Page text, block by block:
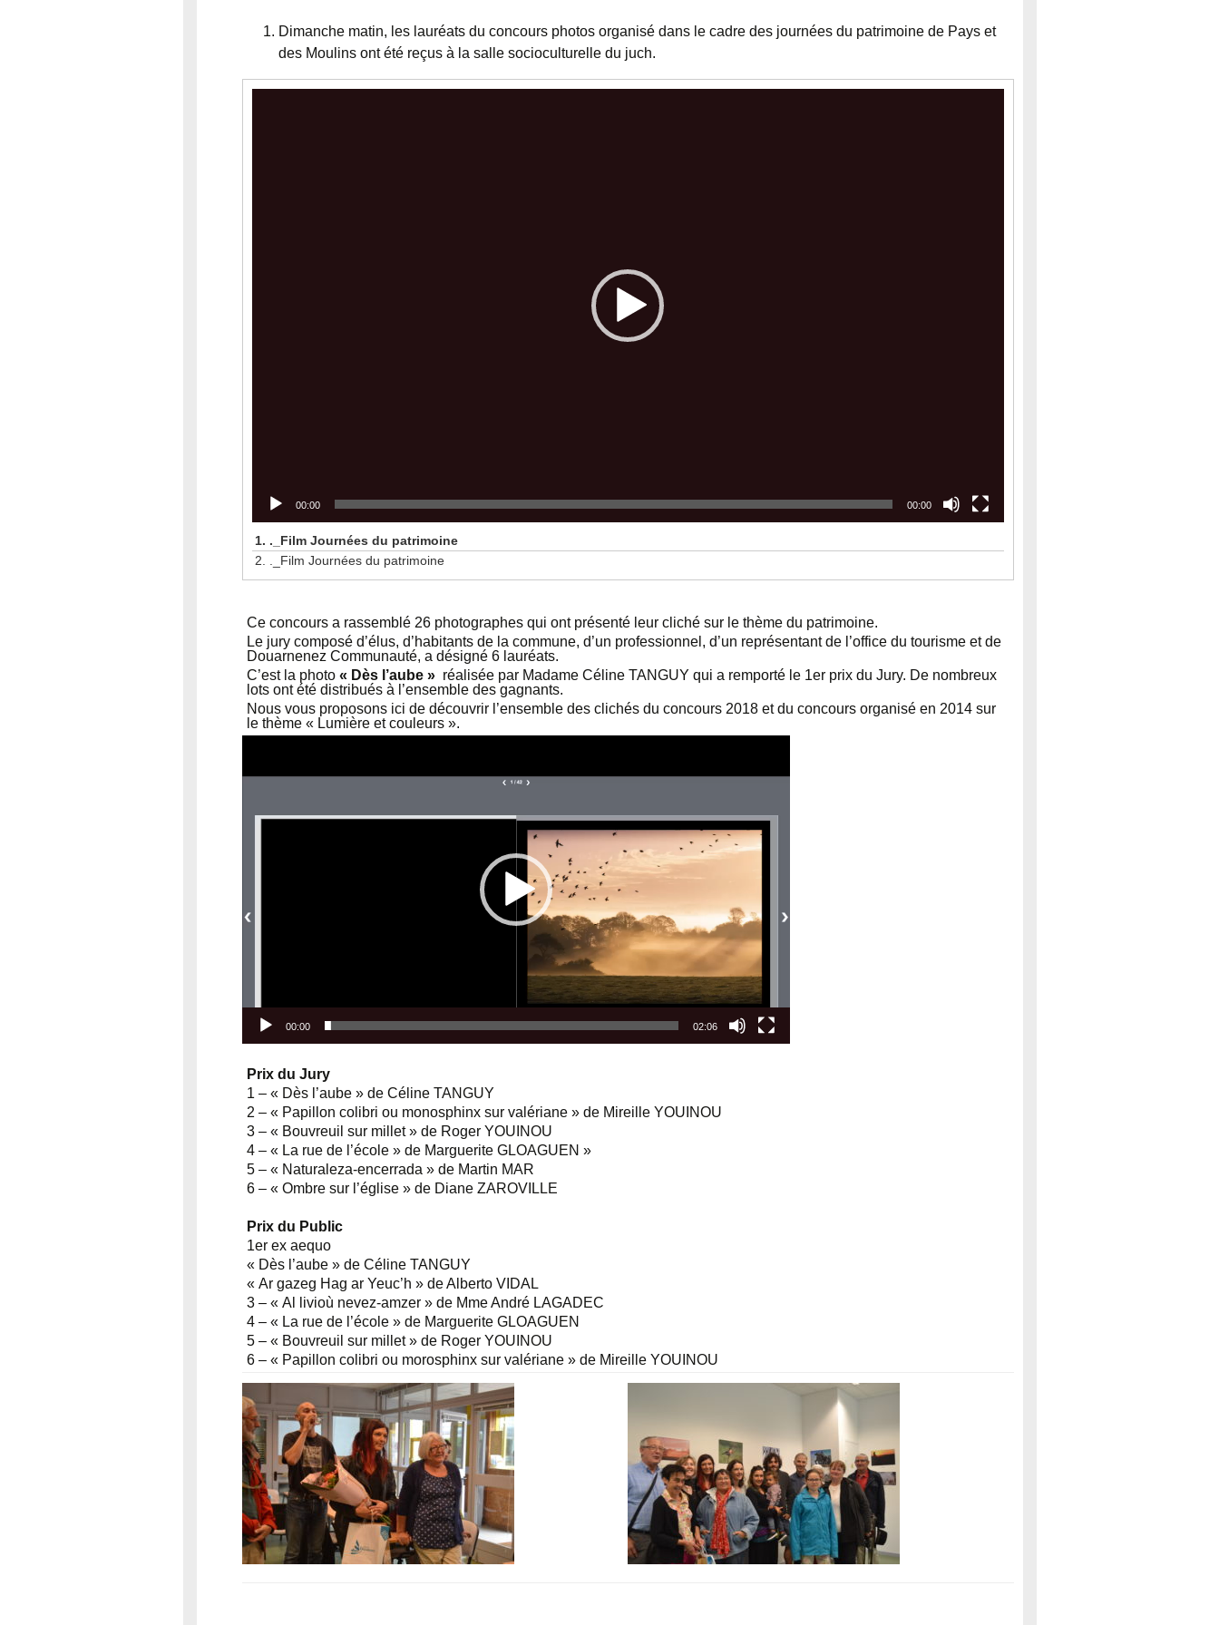
Dimanche matin, les lauréats du concours photos organisé dans le cadre des journées du patrimoine de Pays et
des Moulins ont été reçus à la salle socioculturelle du juch.
00:00 00:00
1. ._Film Journées du patrimoine
2.
._Film Journées du patrimoine
Ce concours a rassemblé 26 photographes qui ont présenté leur cliché sur le thème du patrimoine.
Le jury composé d’élus, d’habitants de la commune, d’un professionnel, d’un représentant de l’office du tourisme et de
Douarnenez Communauté, a désigné 6 lauréats.
C’est la photo « Dès l’aube »réalisée par Madame Céline TANGUY qui a remporté le 1er prix du Jury. De nombreux
lots ont été distribués à l’ensemble des gagnants.
Nous vous proposons ici de découvrir l’ensemble des clichés du concours 2018 et du concours organisé en 2014 sur
le thème « Lumière et couleurs ».
00:00 02:06
Prix du Jury
1 – « Dès l’aube » de Céline TANGUY
2 – « Papillon colibri ou monosphinx sur valériane » de Mireille YOUINOU
3 – « Bouvreuil sur millet » de Roger YOUINOU
4 – « La rue de l’école » de Marguerite GLOAGUEN »
5 – « Naturaleza-encerrada » de Martin MAR
6 – « Ombre sur l’église » de Diane ZAROVILLE
Prix du Public
1er ex aequo
« Dès l’aube » de Céline TANGUY
« Ar gazeg Hag ar Yeuc’h » de Alberto VIDAL
3 – « Al livioù nevez-amzer » de Mme André LAGADEC
4 – « La rue de l’école » de Marguerite GLOAGUEN
5 – « Bouvreuil sur millet » de Roger YOUINOU
6 – « Papillon colibri ou morosphinx sur valériane » de Mireille YOUINOU